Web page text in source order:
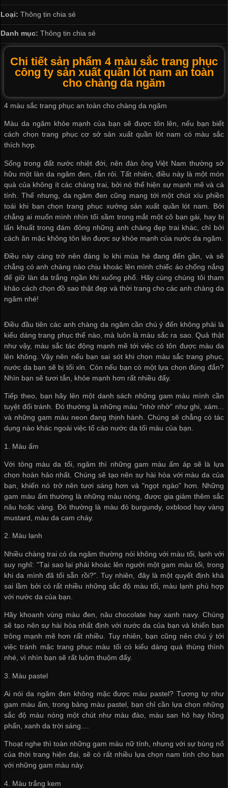
Loại: Thông tin chia sẻ
Danh mục: Thông tin chia sẻ
Chi tiết sản phẩm 4 màu sắc trang phục
công ty sản xuất quần lót nam an toàn
cho chàng da ngăm
4 màu sắc trang phục an toàn cho chàng da ngăm
Màu da ngăm khỏe mạnh của bạn sẽ được tôn lên, nếu bạn biết
cách chọn trang phụccơ sở sản xuất quần lót nam có màu sắc
thích hợp.
Sống trong đất nước nhiệt đới, nên đàn ông Việt Nam thường sở
hữu một làn da ngăm đen, rắn rỏi. Tất nhiên, điều này là một món
quà của không ít các chàng trai, bởi nó thể hiện sự mạnh mẽ và cá
tính. Thế nhưng, da ngăm đen cũng mang tới một chút xíu phiền
toái khi bạn chọn trang phục xưởng sản xuất quần lót nam . Bởi
chẳng ai muốn mình nhìn tối sầm trong mắt một cô bạn gái, hay bị
lẩn khuất trong đám đông những anh chàng đẹp trai khác, chỉ bởi
cách ăn mặc không tôn lên được sự khỏe mạnh của nước da ngăm.
Điều này càng trở nên đáng lo khi mùa hè đang đến gần, và sẽ
chẳng có anh chàng nào chịu khoác lên mình chiếc áo chống nắng
để giữ làn da trắng ngần khi xuống phố. Hãy cùng chúng tôi tham
khảo cách chọn đồ sao thật đẹp và thời trang cho các anh chàng da
ngăm nhé!
Điều đầu tiên các anh chàng da ngăm cần chú ý đến không phải là
kiểu dáng trang phục thế nào, mà luôn là màu sắc ra sao. Quả thật
như vậy, màu sắc tác động mạnh mẽ tới việc có tôn được màu da
lên không. Vậy nên nếu bạn sai sót khi chọn màu sắc trang phục,
nước da bạn sẽ bị tối xỉn. Còn nếu bạn có một lựa chọn đúng đắn?
Nhìn bạn sẽ tươi tắn, khỏe mạnh hơn rất nhiều đấy.
Tiếp theo, bạn hãy lên một danh sách những gam màu mình cần
tuyệt đối tránh. Đó thường là những màu "nhờ nhờ" như ghi, xám...
và những gam màu neon đang thịnh hành. Chúng sẽ chẳng có tác
dụng nào khác ngoài việc tố cáo nước da tối màu của bạn.
1. Màu ấm
Với tông màu da tối, ngăm thì những gam màu ấm áp sẽ là lựa
chọn hoàn hảo nhất. Chúng sẽ tạo nên sự hài hòa với màu da của
bạn, khiến nó trở nên tươi sáng hơn và "ngọt ngào" hơn. Những
gam màu ấm thường là những màu nóng, được gia giảm thêm sắc
nâu hoặc vàng. Đó thường là màu đỏ burgundy, oxblood hay vàng
mustard, màu da cam cháy.
2. Màu lạnh
Nhiều chàng trai có da ngăm thường nói không với màu tối, lạnh với
suy nghĩ: "Tại sao lại phải khoác lên người một gam màu tối, trong
khi da mình đã tối sẵn rồi?". Tuy nhiên, đây là một quyết định khá
sai lầm bởi có rất nhiều những sắc độ màu tối, màu lạnh phù hợp
với nước da của bạn.
Hãy khoanh vùng màu đen, nâu chocolate hay xanh navy. Chúng
sẽ tạo nên sự hài hòa nhất định với nước da của bạn và khiến bạn
trông mạnh mẽ hơn rất nhiều. Tuy nhiên, bạn cũng nên chú ý tới
việc tránh mặc trang phục màu tối có kiểu dáng quá thùng thình
nhé, vì nhìn bạn sẽ rất luộm thuộm đấy.
3. Màu pastel
Ai nói da ngăm đen không mặc được màu pastel? Tương tự như
gam màu ấm, trong bảng màu pastel, bạn chỉ cần lựa chọn những
sắc độ màu nóng một chút như màu đào, màu san hô hay hồng
phấn, xanh da trời sáng....
Thoạt nghe thì toàn những gam màu nữ tính, nhưng với sự bùng nổ
của thời trang hiện đại, sẽ có rất nhiều lựa chọn nam tính cho bạn
với những gam màu này.
4. Màu trắng kem